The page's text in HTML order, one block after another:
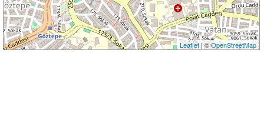
Leaflet| ©OpenStreetMap